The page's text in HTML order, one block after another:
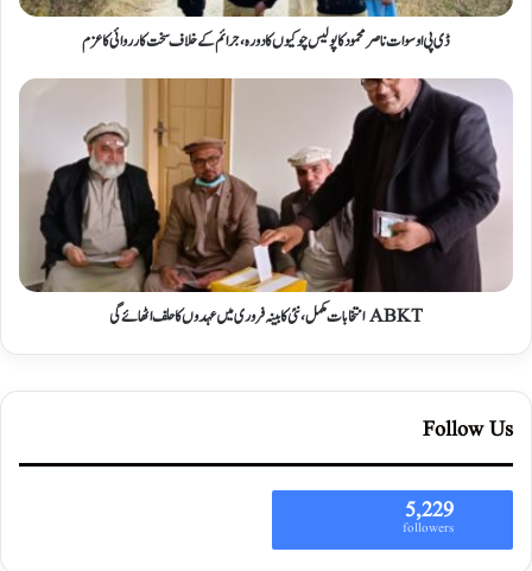
ڈی پی او سوات ناصر محمود کا پولیس چوکیوں کا دورہ، جرائم کے خلاف سخت کارروائی کا عزم
ABKT انتخابات مکمل، نئی کابینہ فروری میں عہدوں کا حلف اٹھائے گی
Follow Us
5,229
followers